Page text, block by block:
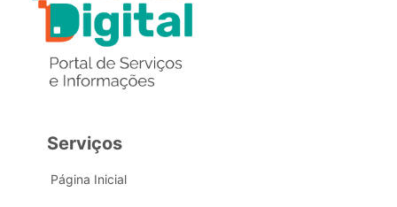
Serviços
Página Inicial